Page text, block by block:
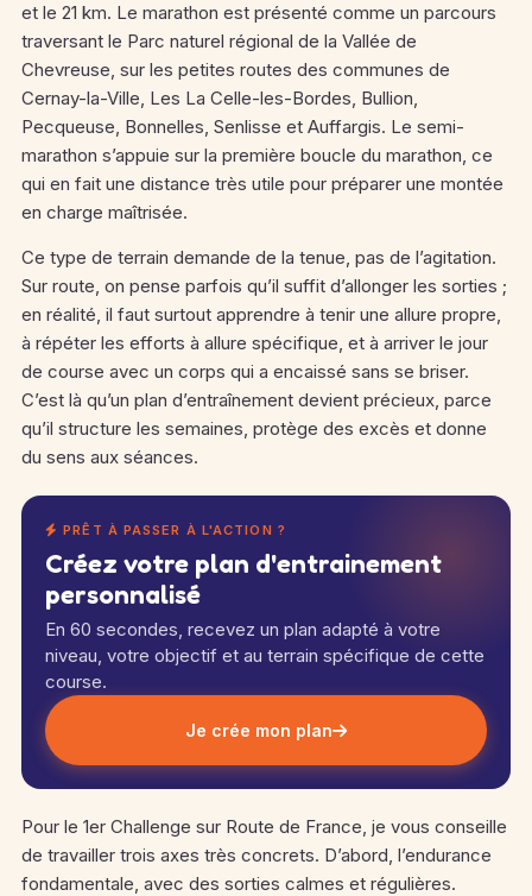
et le 21 km. Le marathon est présenté comme un parcours
traversant le Parc naturel régional de la Vallée de
Chevreuse, sur les petites routes des communes de
Cernay-la-Ville, Les La Celle-les-Bordes, Bullion,
Pecqueuse, Bonnelles, Senlisse et Auffargis. Le semi-
marathon s’appuie sur la première boucle du marathon, ce
qui en fait une distance très utile pour préparer une montée
en charge maîtrisée.
Ce type de terrain demande de la tenue, pas de l’agitation.
Sur route, on pense parfois qu’il suffit d’allonger les sorties ;
en réalité, il faut surtout apprendre à tenir une allure propre,
à répéter les efforts à allure spécifique, et à arriver le jour
de course avec un corps qui a encaissé sans se briser.
C’est là qu’un plan d’entraînement devient précieux, parce
qu’il structure les semaines, protège des excès et donne
du sens aux séances.
PRÊT À PASSER À L'ACTION ?
Créez votre plan d'entrainement
personnalisé
En 60 secondes, recevez un plan adapté à votre
niveau, votre objectif et au terrain spécifique de cette
course.
Je crée mon plan
Pour le 1er Challenge sur Route de France, je vous conseille
de travailler trois axes très concrets. D’abord, l’endurance
fondamentale, avec des sorties calmes et régulières.